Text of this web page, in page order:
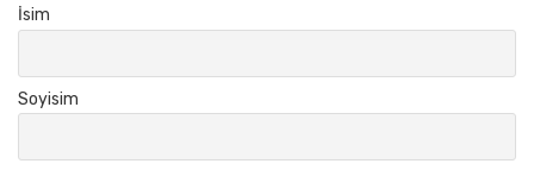
İsim
Soyisim